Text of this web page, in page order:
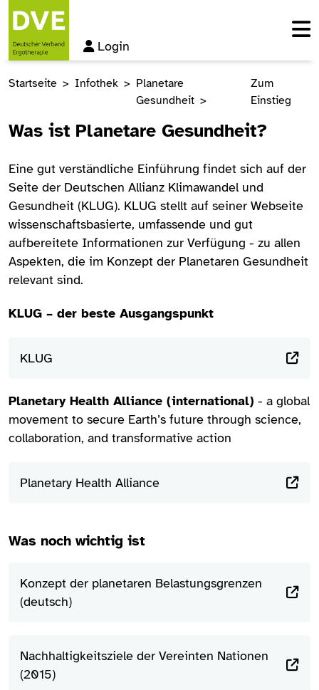
Login
Startseite Infothek
Planetare
Gesundheit
Zum
Einstieg
Was ist Planetare Gesundheit?
Eine gut verständliche Einführung findet sich auf der
Seite der Deutschen Allianz Klimawandel und
Gesundheit (KLUG). KLUG stellt auf seiner Webseite
wissenschaftsbasierte, umfassende und gut
aufbereitete Informationen zur Verfügung - zu allen
Aspekten, die im Konzept der Planetaren Gesundheit
relevant sind.
KLUG – der beste Ausgangspunkt
KLUG
Planetary Health Alliance (international) - a global
movement to secure Earth’s future through science,
collaboration, and transformative action
Planetary Health Alliance
Was noch wichtig ist
Konzept der planetaren Belastungsgrenzen
(deutsch)
Nachhaltigkeitsziele der Vereinten Nationen
(2015)